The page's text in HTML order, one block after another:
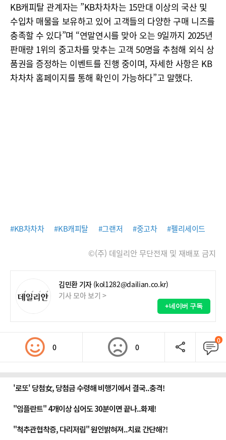
KB캐피탈 관계자는 ”KB차차차는 15만대 이상의 국산 및
수입차 매물을 보유하고 있어 고객들의 다양한 구매 니즈를
충족할 수 있다”며 “연말연시를 맞아 오는 9일까지 2025년
판매량 1위의 중고차를 맞추는 고객 50명을 추첨해 외식 상
품권을 증정하는 이벤트를 진행 중이며, 자세한 사항은 KB
차차차 홈페이지를 통해 확인이 가능하다”고 말했다.
#KB차차차 #KB캐피탈 #그랜저 #중고차 #펠리세이드
©(주) 데일리안 무단전재 및 재배포 금지
김민환 기자 (kol1282@dailian.co.kr)
기사 모아 보기 >
+네이버 구독
0 0
0